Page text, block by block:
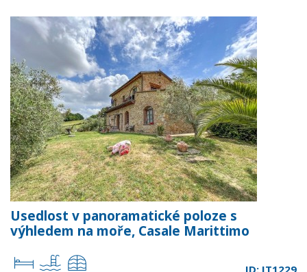
Usedlost v panoramatické poloze s
výhledem na moře, Casale Marittimo
ID: IT1229